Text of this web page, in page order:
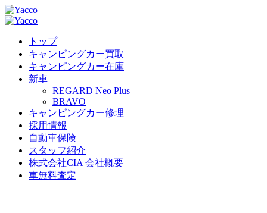
トップ
キャンピングカー買取
キャンピングカー在庫
新車
REGARD Neo Plus
BRAVO
キャンピングカー修理
採用情報
自動車保険
スタッフ紹介
株式会社CIA 会社概要
車無料査定